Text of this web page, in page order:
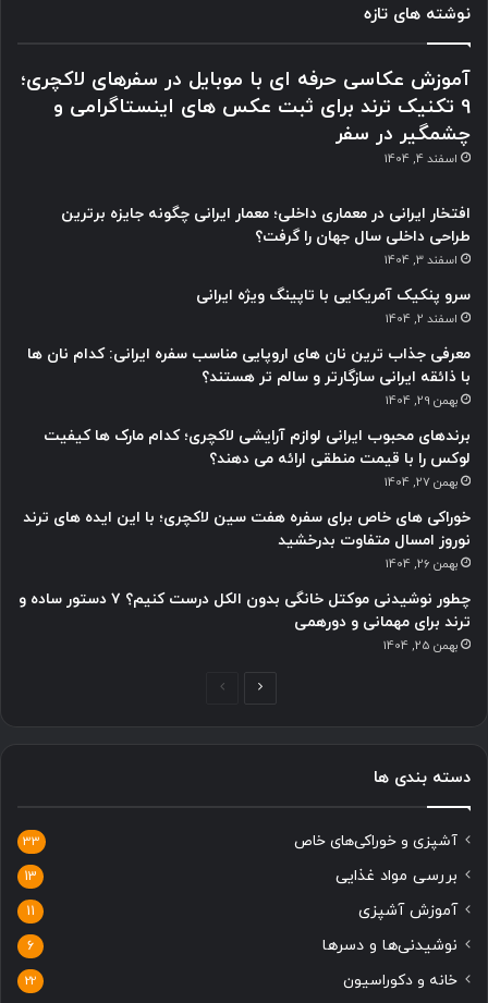
نوشته های تازه
آموزش عکاسی حرفه ای با موبایل در سفرهای لاکچری؛
9 تکنیک ترند برای ثبت عکس های اینستاگرامی و
چشمگیر در سفر
اسفند 4, 1404
افتخار ایرانی در معماری داخلی؛ معمار ایرانی چگونه جایزه برترین
طراحی داخلی سال جهان را گرفت؟
اسفند 3, 1404
سرو پنکیک آمریکایی با تاپینگ ویژه ایرانی
اسفند 2, 1404
معرفی جذاب ترین نان های اروپایی مناسب سفره ایرانی: کدام نان ها
با ذائقه ایرانی سازگارتر و سالم تر هستند؟
بهمن 29, 1404
برندهای محبوب ایرانی لوازم آرایشی لاکچری؛ کدام مارک ها کیفیت
لوکس را با قیمت منطقی ارائه می دهند؟
بهمن 27, 1404
خوراکی های خاص برای سفره هفت سین لاکچری؛ با این ایده های ترند
نوروز امسال متفاوت بدرخشید
بهمن 26, 1404
چطور نوشیدنی موکتل خانگی بدون الکل درست کنیم؟ ۷ دستور ساده و
ترند برای مهمانی و دورهمی
بهمن 25, 1404
صفحه
صفحه
دسته بندی ها
آشپزی و خوراکی‌های خاص 33
بررسی مواد غذایی 13
آموزش آشپزی 11
نوشیدنی‌ها و دسرها 6
خانه و دکوراسیون 22